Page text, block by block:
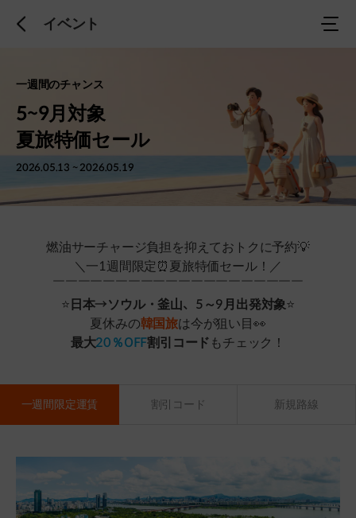
이
イベント
一週間のチャンス
5~9月対象
夏旅特価セール
2026.05.13 ~ 2026.05.19
燃油サーチャージ負担を抑えておトクに予約💡
＼一1週間限定⏰夏旅特価セール！／
￣￣￣￣￣￣￣￣￣￣￣￣￣￣￣￣￣￣￣￣
⭐ 日本→ソウル・釜山、5～9月出発対象⭐
夏休みの韓国旅は今が狙い目👀
最大20％OFF割引コードもチェック！
一週間限定運賃 割引コード 新規路線